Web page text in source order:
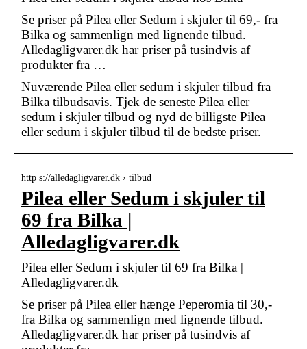
Se priser på Pilea eller Sedum i skjuler til 69,- fra
Bilka og sammenlign med lignende tilbud.
Alledagligvarer.dk har priser på tusindvis af
produkter fra …
Nuværende Pilea eller sedum i skjuler tilbud fra
Bilka tilbudsavis. Tjek de seneste Pilea eller
sedum i skjuler tilbud og nyd de billigste Pilea
eller sedum i skjuler tilbud til de bedste priser.
http s://alledagligvarer.dk › tilbud
Pilea eller Sedum i skjuler til
69 fra Bilka |
Alledagligvarer.dk
Pilea eller Sedum i skjuler til 69 fra Bilka |
Alledagligvarer.dk
Se priser på Pilea eller hænge Peperomia til 30,-
fra Bilka og sammenlign med lignende tilbud.
Alledagligvarer.dk har priser på tusindvis af